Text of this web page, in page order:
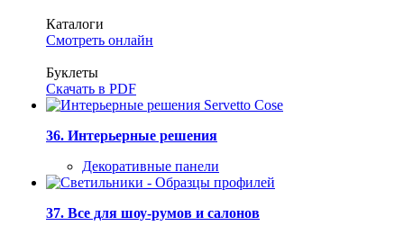
Каталоги
Смотреть онлайн
Буклеты
Скачать в PDF
36. Интерьерные решения
Декоративные панели
37. Все для шоу-румов и салонов